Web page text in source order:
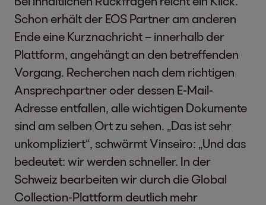
Schon erhält der EOS Partner am anderen
Ende eine Kurznachricht – innerhalb der
Plattform, angehängt an den betreffenden
Vorgang. Recherchen nach dem richtigen
Ansprechpartner oder dessen E-Mail-
Adresse entfallen, alle wichtigen Dokumente
sind am selben Ort zu sehen. „Das ist sehr
unkompliziert“, schwärmt Vinseiro: „Und das
bedeutet: wir werden schneller. In der
Schweiz bearbeiten wir durch die Global
Collection-Plattform deutlich mehr